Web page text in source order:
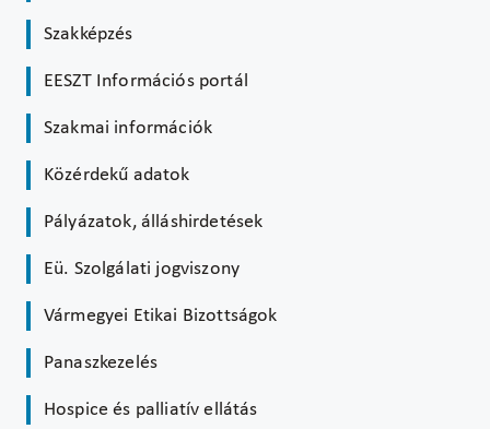
Szakképzés
EESZT Információs portál
Szakmai információk
Közérdekű adatok
Pályázatok, álláshirdetések
Eü. Szolgálati jogviszony
Vármegyei Etikai Bizottságok
Panaszkezelés
Hospice és palliatív ellátás